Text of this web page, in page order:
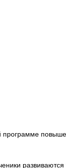
программе
развиваются